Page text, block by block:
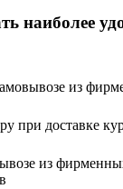
наиболее
из
при доставке
из